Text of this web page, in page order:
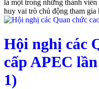
là một trong những thành
huy vai trò chủ động tham
Hội nghị các
cấp APEC
1)